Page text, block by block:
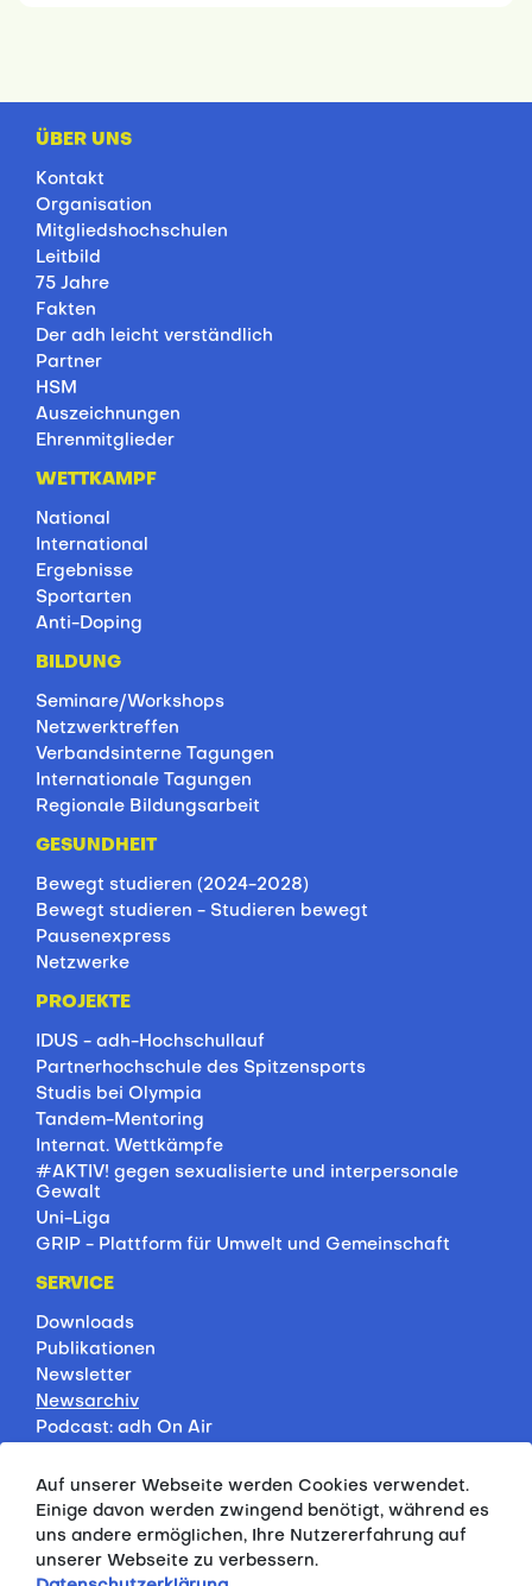
ÜBER UNS
Kontakt
Organisation
Mitgliedshochschulen
Leitbild
75 Jahre
Fakten
Der adh leicht verständlich
Partner
HSM
Auszeichnungen
Ehrenmitglieder
WETTKAMPF
National
International
Ergebnisse
Sportarten
Anti-Doping
BILDUNG
Seminare/Workshops
Netzwerktreffen
Verbandsinterne Tagungen
Internationale Tagungen
Regionale Bildungsarbeit
GESUNDHEIT
Bewegt studieren (2024-2028)
Bewegt studieren - Studieren bewegt
Pausenexpress
Netzwerke
PROJEKTE
IDUS - adh-Hochschullauf
Partnerhochschule des Spitzensports
Studis bei Olympia
Tandem-Mentoring
Internat. Wettkämpfe
#AKTIV! gegen sexualisierte und interpersonale
Gewalt
Uni-Liga
GRIP - Plattform für Umwelt und Gemeinschaft
SERVICE
Downloads
Publikationen
Newsletter
Newsarchiv
Podcast: adh On Air
Rankings
Servicepartner
HSP-Onlinekurse
PRESSE
Auf unserer Webseite werden Cookies verwendet.
Einige davon werden zwingend benötigt, während es
uns andere ermöglichen, Ihre Nutzererfahrung auf
unserer Webseite zu verbessern.